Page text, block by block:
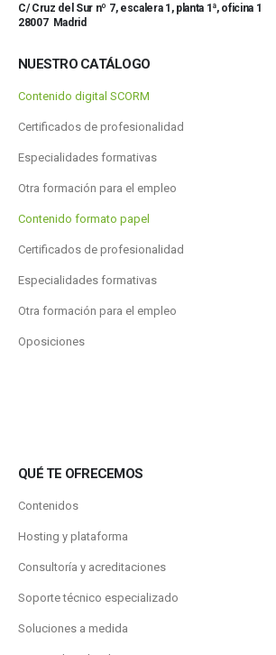
C/ Cruz del Sur nº 7, escalera 1, planta 1ª, oficina 1
28007 Madrid
NUESTRO CATÁLOGO
Contenido digital SCORM
Certificados de profesionalidad
Especialidades formativas
Otra formación para el empleo
Contenido formato papel
Certificados de profesionalidad
Especialidades formativas
Otra formación para el empleo
Oposiciones
QUÉ TE OFRECEMOS
Contenidos
Hosting y plataforma
Consultoría y acreditaciones
Soporte técnico especializado
Soluciones a medida